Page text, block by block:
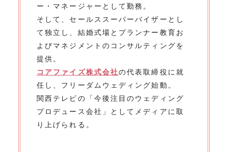
ー・マネージャーとして勤務。
そして、セールススーパーバイザーとし
て独立し、結婚式場とプランナー教育お
よびマネジメントのコンサルティングを
提供。
コアファイズ株式会社の代表取締役に就
任し、フリーダムウェディング始動。
関西テレビの「今後注目のウェディング
プロデュース会社」としてメディアに取
り上げられる。